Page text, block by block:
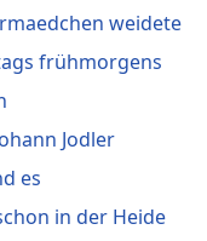
weidete
frühmorgens
Jodler
es
in der Heide